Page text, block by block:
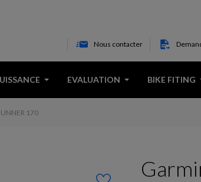
Nous contacter
EVALUATION BIKE FITING
170